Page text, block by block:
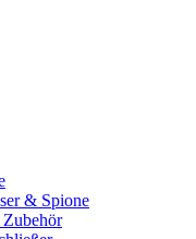
& Spione
Zubehör